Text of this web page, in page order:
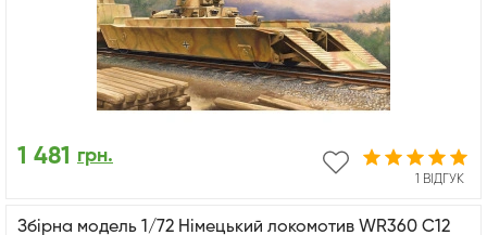
1 ВІДГУК
1 481 грн.
Збірна модель 1/72 Німецький локомотив WR360 C12